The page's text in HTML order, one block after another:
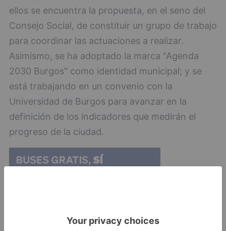
ellos se encuentra la propuesta, en el seno del
Consejo Social, de constituir un grupo de trabajo
para coordinar las actuaciones a realizar.
Asimismo, se ha adoptado la marca "Agenda
2030 Burgos" como identidad municipal; y se
está trabajando en un convenio con la
Universidad de Burgos para avanzar en la
definición de los indicadores que medirán el
progreso de la ciudad.